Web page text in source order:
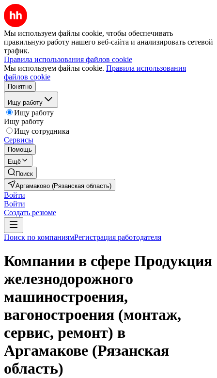
Мы используем файлы cookie, чтобы обеспечивать
правильную работу нашего веб-сайта и анализировать сетевой
трафик.
Правила использования файлов cookie
Мы используем файлы cookie. Правила использования
файлов cookie
Понятно
Ищу работу
Ищу работу
Ищу работу
Ищу сотрудника
Сервисы
Помощь
Ещё
Поиск
Аргамаково (Рязанская область)
Войти
Войти
Создать резюме
Поиск по компаниямРегистрация работодателя
Компании в сфере Продукция
железнодорожного
машиностроения,
вагоностроения (монтаж,
сервис, ремонт) в
Аргамакове (Рязанская
область)